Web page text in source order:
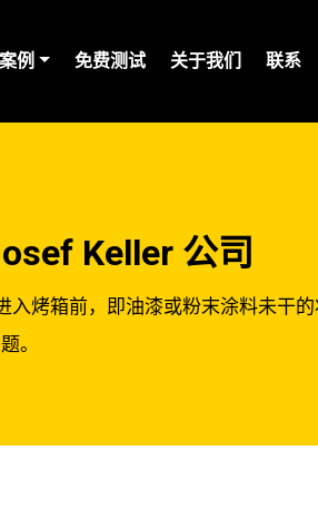
例 免费测试 关于我们 联系
Keller 公司
烤箱前，即油漆或粉末涂料未干
。